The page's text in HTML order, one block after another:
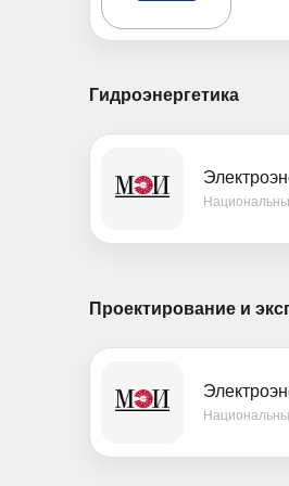
Гидроэнергетика
Проектирование и